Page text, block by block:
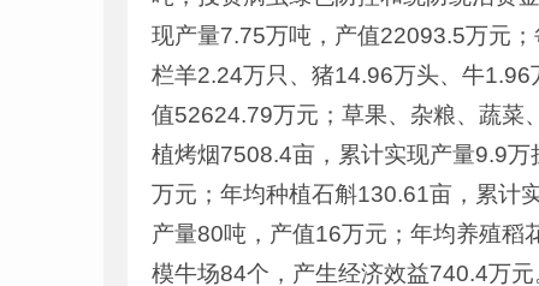
现产量7.75万吨，产值22093.5万元
栏羊2.24万只、猪14.96万头、牛
值52624.79万元；草果、杂粮、蔬菜
植烤烟7508.4亩，累计实现产量9.9
万元；年均种植石斛130.61亩，累计
产量80吨，产值16万元；年均养殖
模牛场84个，产生经济效益740.4万元